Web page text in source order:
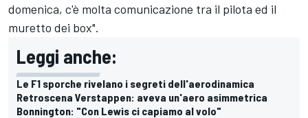
domenica, c'è molta comunicazione tra il pilota ed il
muretto dei box".
Leggi anche:
Le F1 sporche rivelano i segreti dell'aerodinamica
Retroscena Verstappen: aveva un'aero asimmetrica
Bonnington: "Con Lewis ci capiamo al volo"